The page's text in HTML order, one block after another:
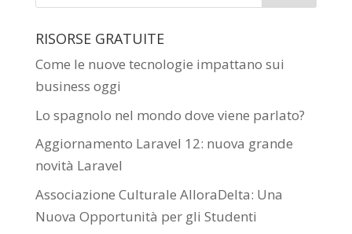
RISORSE GRATUITE
Come le nuove tecnologie impattano sui
business oggi
Lo spagnolo nel mondo dove viene parlato?
Aggiornamento Laravel 12: nuova grande
novità Laravel
Associazione Culturale AlloraDelta: Una
Nuova Opportunità per gli Studenti